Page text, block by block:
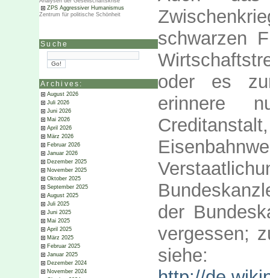
ZPS Aggressiver Humanismus
Zentrum für politische Schönheit
Suche
Archives:
August 2026
Juli 2026
Juni 2026
Mai 2026
April 2026
März 2026
Februar 2026
Januar 2026
Dezember 2025
November 2025
Oktober 2025
September 2025
August 2025
Juli 2025
Juni 2025
Mai 2025
April 2025
März 2025
Februar 2025
Januar 2025
Dezember 2024
November 2024
schwarzen
oder es
erinnere
der
vergessen;
siehe: